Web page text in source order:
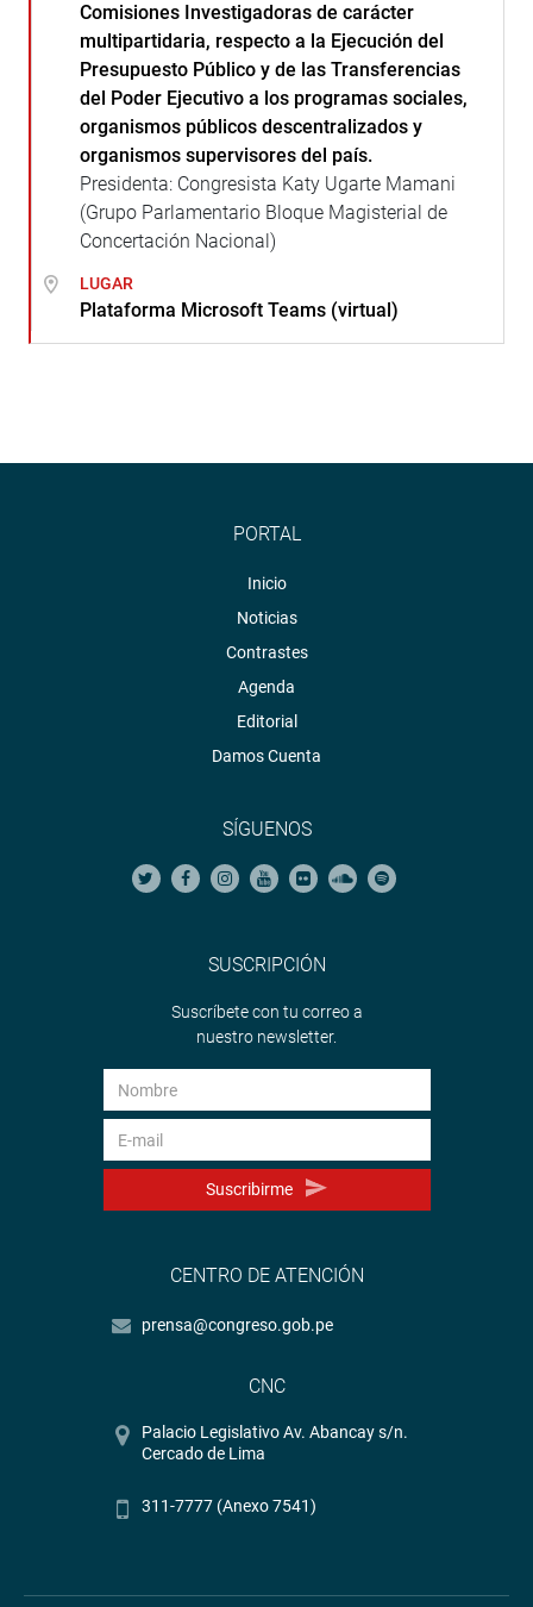
Comisiones Investigadoras de carácter
multipartidaria, respecto a la Ejecución del
Presupuesto Público y de las Transferencias
del Poder Ejecutivo a los programas sociales,
organismos públicos descentralizados y
organismos supervisores del país.
Presidenta: Congresista Katy Ugarte Mamani
(Grupo Parlamentario Bloque Magisterial de
Concertación Nacional)
LUGAR
Plataforma Microsoft Teams (virtual)
PORTAL
Inicio
Noticias
Contrastes
Agenda
Editorial
Damos Cuenta
SÍGUENOS
SUSCRIPCIÓN
Suscríbete con tu correo a
nuestro newsletter.
Suscribirme
CENTRO DE ATENCIÓN
prensa@congreso.gob.pe
CNC
Palacio Legislativo Av. Abancay s/n.
Cercado de Lima
311-7777 (Anexo 7541)